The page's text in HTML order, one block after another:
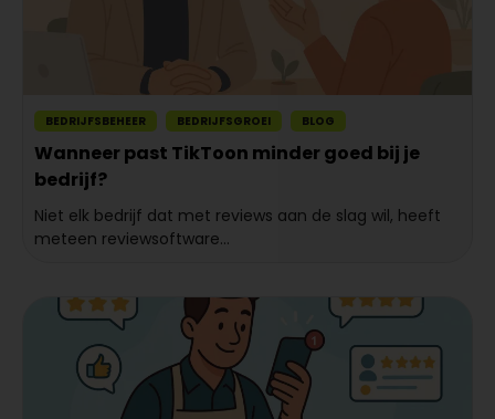
BEDRIJFSBEHEER BEDRIJFSGROEI BLOG
Wanneer past TikToon minder goed bij je
bedrijf?
Niet elk bedrijf dat met reviews aan de slag wil, heeft
meteen reviewsoftware...